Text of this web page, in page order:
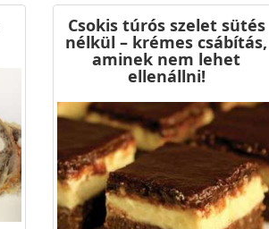
Csokis túrós szelet sütés
nélkül – krémes csábítás,
aminek nem lehet
ellenállni!